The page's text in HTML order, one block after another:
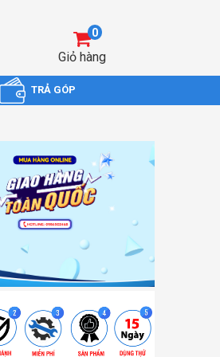
Giỏ hàng
0
TRẢ GÓP